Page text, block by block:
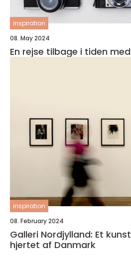
inspiration
08. May 2024
En rejse tilbage i tiden
inspiration
08. February 2024
Galleri Nordjylland: Et
hjertet af Danmark